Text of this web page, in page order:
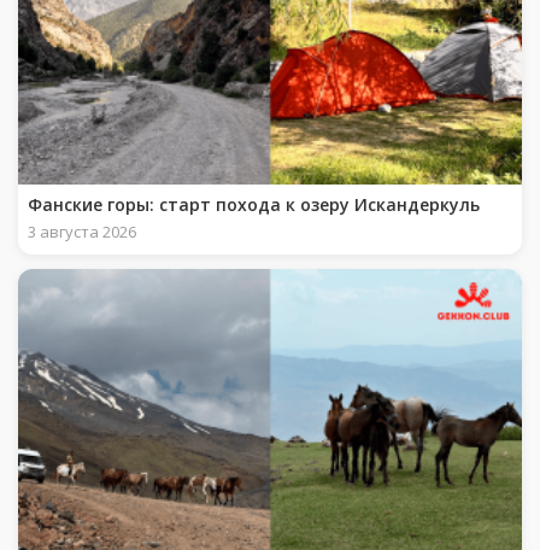
Фанские горы: старт похода к озеру Искандеркуль
3 августа 2026